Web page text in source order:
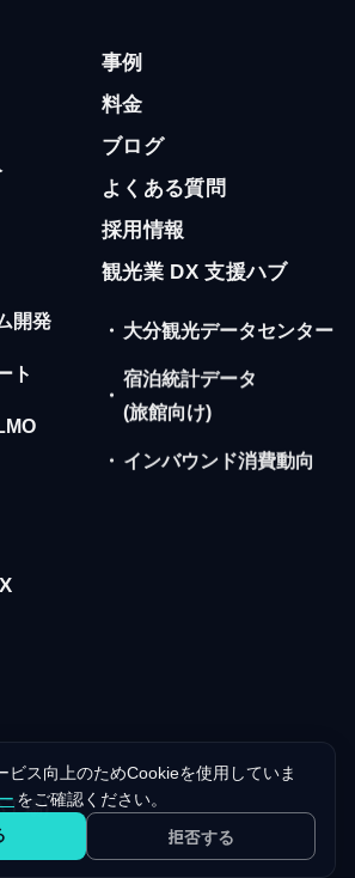
開発
ト
工場)
事例
料金
ブログ
よくある質問
採用情報
観光業 DX 支援ハブ
・ 大分観光データセンター
・
宿泊統計データ
(旅館向け)
・ インバウンド消費動向
ビス向上のためCookieを使用していま
をご確認ください。
拒否する